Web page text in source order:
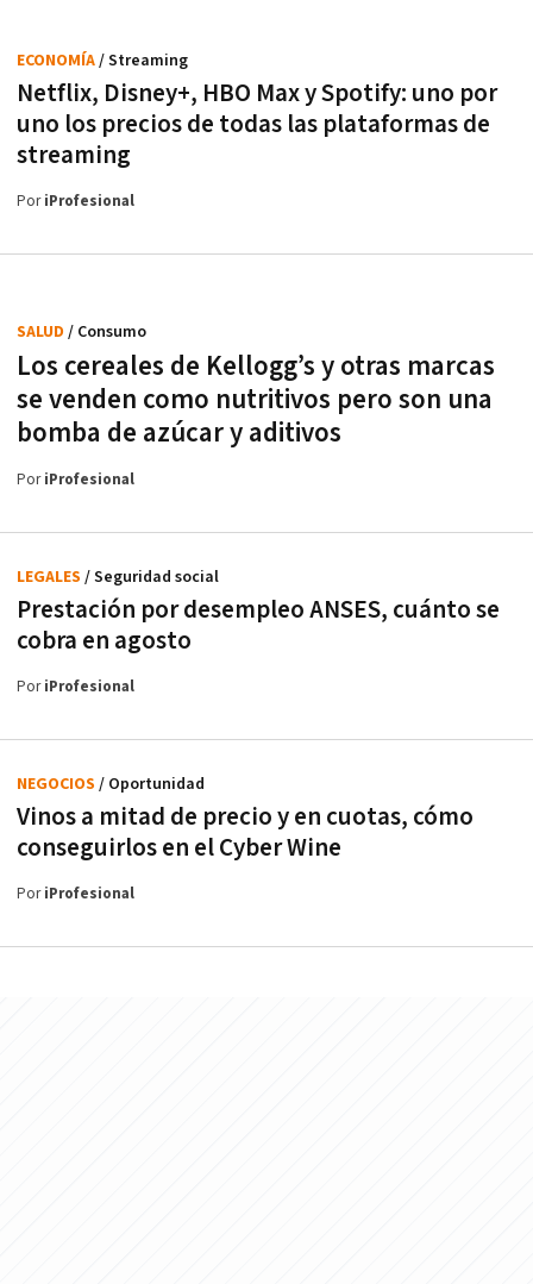
Netflix, Disney+, HBO Max y Spotify: uno por
uno los precios de todas las plataformas de
streaming
ECONOMÍA/ Streaming
PoriProfesional
Los cereales de Kellogg’s y otras marcas
se venden como nutritivos pero son una
bomba de azúcar y aditivos
SALUD / Consumo
PoriProfesional
Prestación por desempleo ANSES, cuánto se
cobra en agosto
LEGALES / Seguridad social
PoriProfesional
Vinos a mitad de precio y en cuotas, cómo
conseguirlos en el Cyber Wine
NEGOCIOS / Oportunidad
PoriProfesional